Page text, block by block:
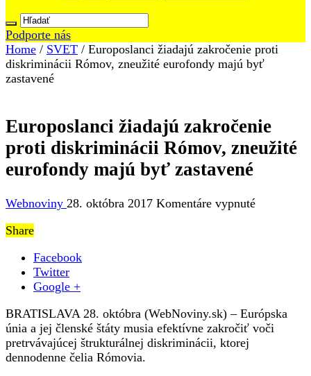
Podporte nás
Home / SVET / Europoslanci žiadajú zakročenie proti
diskriminácii Rómov, zneužité eurofondy majú byť
zastavené
Europoslanci žiadajú zakročenie
proti diskriminácii Rómov, zneužité
eurofondy majú byť zastavené
Webnoviny 28. októbra 2017 Komentáre vypnuténa
eurofondy
majú
Share
Facebook
Twitter
Google +
BRATISLAVA 28. októbra (WebNoviny.sk) – Európska
únia a jej členské štáty musia efektívne zakročiť voči
pretrvávajúcej štrukturálnej diskriminácii, ktorej
dennodenne čelia Rómovia.